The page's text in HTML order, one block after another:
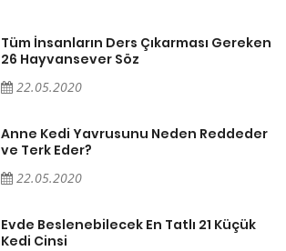
Tüm İnsanların Ders Çıkarması Gereken
26 Hayvansever Söz
22.05.2020
Anne Kedi Yavrusunu Neden Reddeder
ve Terk Eder?
22.05.2020
Evde Beslenebilecek En Tatlı 21 Küçük
Kedi Cinsi